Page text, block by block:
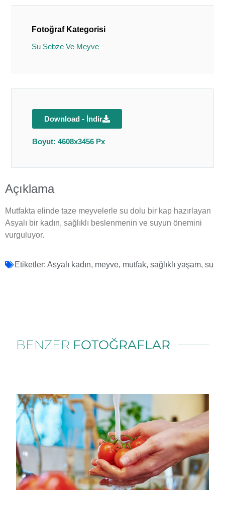
Fotoğraf Kategorisi
Su Sebze Ve Meyve
Download - İndir
Boyut: 4608x3456 Px
Açıklama
Mutfakta elinde taze meyvelerle su dolu bir kap hazırlayan
Asyalı bir kadın, sağlıklı beslenmenin ve suyun önemini
vurguluyor.
Etiketler: Asyalı kadın, meyve, mutfak, sağlıklı yaşam, su
BENZER FOTOĞRAFLAR